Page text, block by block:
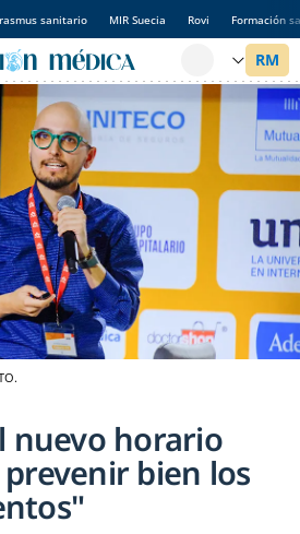
sanitario MIR Suecia Rovi Formación
nuevo horario
bien los